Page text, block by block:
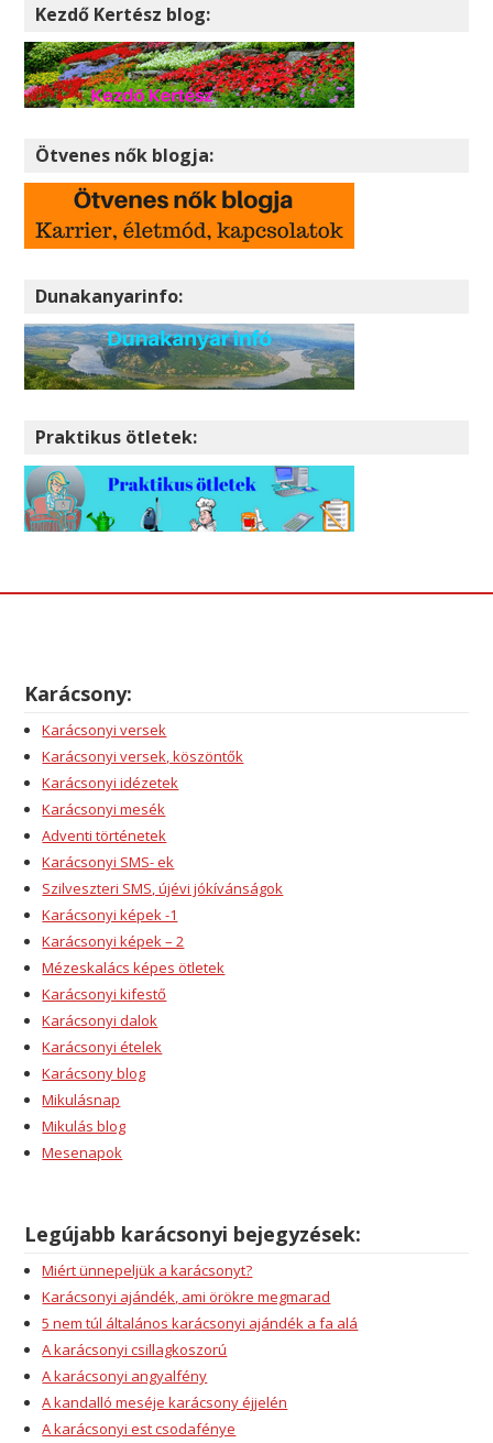
Kezdő Kertész blog:
Ötvenes nők blogja:
Dunakanyarinfo:
Praktikus ötletek:
Karácsony:
Karácsonyi versek
Karácsonyi versek, köszöntők
Karácsonyi idézetek
Karácsonyi mesék
Adventi történetek
Karácsonyi SMS- ek
Szilveszteri SMS, újévi jókívánságok
Karácsonyi képek -1
Karácsonyi képek – 2
Mézeskalács képes ötletek
Karácsonyi kifestő
Karácsonyi dalok
Karácsonyi ételek
Karácsony blog
Mikulásnap
Mikulás blog
Mesenapok
Legújabb karácsonyi bejegyzések:
Miért ünnepeljük a karácsonyt?
Karácsonyi ajándék, ami örökre megmarad
5 nem túl általános karácsonyi ajándék a fa alá
A karácsonyi csillagkoszorú
A karácsonyi angyalfény
A kandalló meséje karácsony éjjelén
A karácsonyi est csodafénye